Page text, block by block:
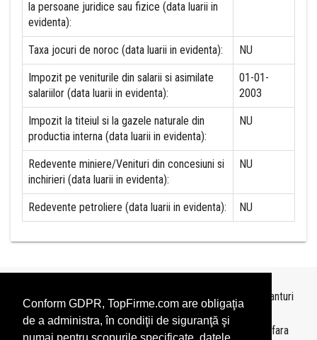
Conform GDPR, TopFirme.com are obligaţia
de a administra, în condiţii de siguranţă şi
la persoane juridice sau fizice (data luarii in
evidenta):
Taxa jocuri de noroc (data luarii in evidenta): NU
Impozit pe veniturile din salarii si asimilate
salariilor (data luarii in evidenta):
01-01-
2003
Impozit la titeiul si la gazele naturale din
productia interna (data luarii in evidenta):
NU
Redevente miniere/Venituri din concesiuni si
inchirieri (data luarii in evidenta):
NU
Redevente petroliere (data luarii in evidenta): NU
Topurile sunt realizate deTopFirme
pe baza ultimelor bilanturi
depuse si au scop informativ.
Este interzisa folosirea topurilor fara acordul TopFirme si fara